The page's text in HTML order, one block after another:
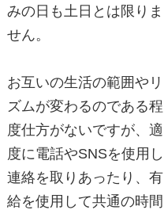
みの日も土日とは限りま
せん。
お互いの生活の範囲やリ
ズムが変わるのである程
度仕方がないですが、適
度に電話やSNSを使用し
連絡を取りあったり、有
給を使用して共通の時間